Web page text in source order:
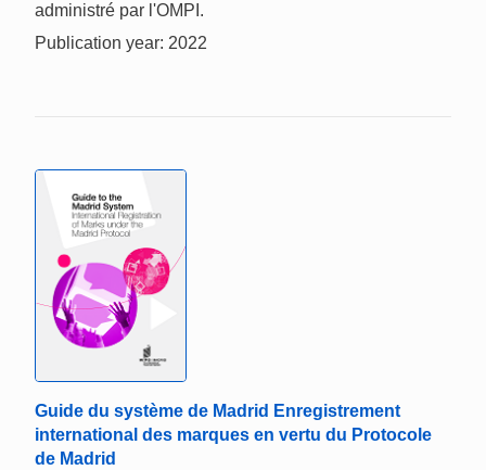
administré par l'OMPI.
Publication year: 2022
Guide du système de Madrid Enregistrement
international des marques en vertu du Protocole
de Madrid